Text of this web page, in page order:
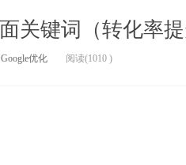
关键词（转化率提
Google优化 阅读(1010 )